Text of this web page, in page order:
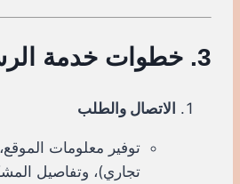
3. خطوات خدمة الرشّ الاحترافية
الاتصال والطلب
توفير معلومات
تجاري)، وتفاصيل